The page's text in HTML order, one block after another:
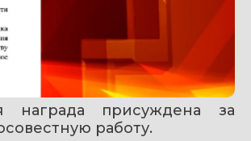
награда присуждена за
работу.